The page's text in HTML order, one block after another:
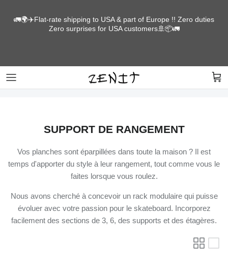
🚛🌍✈️Flat-rate shipping to USA & part of Europe !! Zero duties
Zero surprises for USA customers🚢📦🚛
PARTS
Get yourself some sick threads for days of
heavy shreds.
SUPPORT DE RANGEMENT
Vos planches sont éparpillées dans toute la maison ? Il est
temps d'apporter du style à leur rangement, tout comme vous le
faites lorsque vous roulez.
Nous avons cherché à concevoir un rack modulaire qui puisse
évoluer avec votre passion pour le skateboard. Incorporez
facilement des sections de 3, 6, des supports et des étagères.